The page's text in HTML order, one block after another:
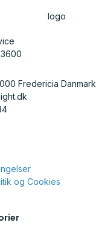
Fredericia Danmark
og Cookies